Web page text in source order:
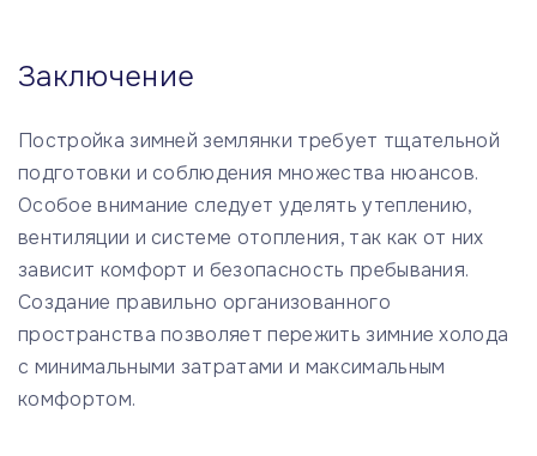
Заключение
Постройка зимней землянки требует тщательной
подготовки и соблюдения множества нюансов.
Особое внимание следует уделять утеплению,
вентиляции и системе отопления, так как от них
зависит комфорт и безопасность пребывания.
Создание правильно организованного
пространства позволяет пережить зимние холода
с минимальными затратами и максимальным
комфортом.